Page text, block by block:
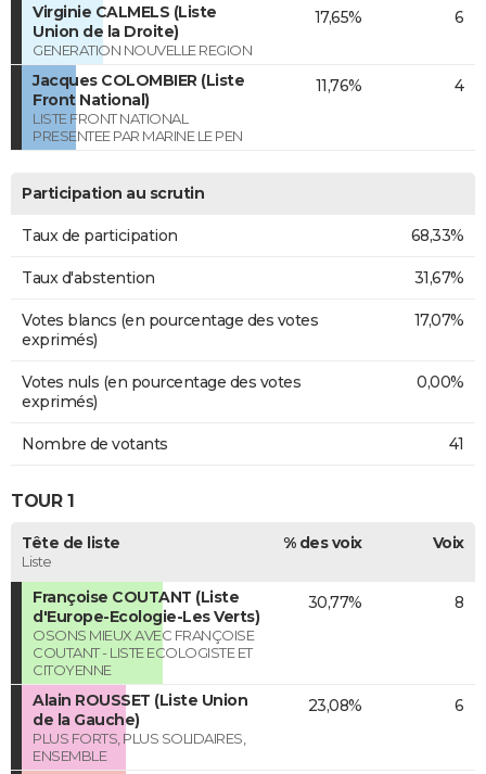
Virginie CALMELS (Liste
Union de la Droite)
GENERATION NOUVELLE REGION
17,65% 6
Jacques COLOMBIER (Liste
Front National)
LISTE FRONT NATIONAL
PRESENTEE PAR MARINE LE PEN
11,76% 4
Participation au scrutin
Taux de participation 68,33%
Taux d'abstention 31,67%
Votes blancs (en pourcentage des votes
exprimés)
17,07%
Votes nuls (en pourcentage des votes
exprimés)
0,00%
Nombre de votants 41
TOUR 1
Tête de liste
Liste
% des voix Voix
Françoise COUTANT (Liste
d'Europe-Ecologie-Les Verts)
OSONS MIEUX AVEC FRANÇOISE
COUTANT - LISTE ECOLOGISTE ET
CITOYENNE
30,77% 8
Alain ROUSSET (Liste Union
de la Gauche)
PLUS FORTS, PLUS SOLIDAIRES,
ENSEMBLE
23,08% 6